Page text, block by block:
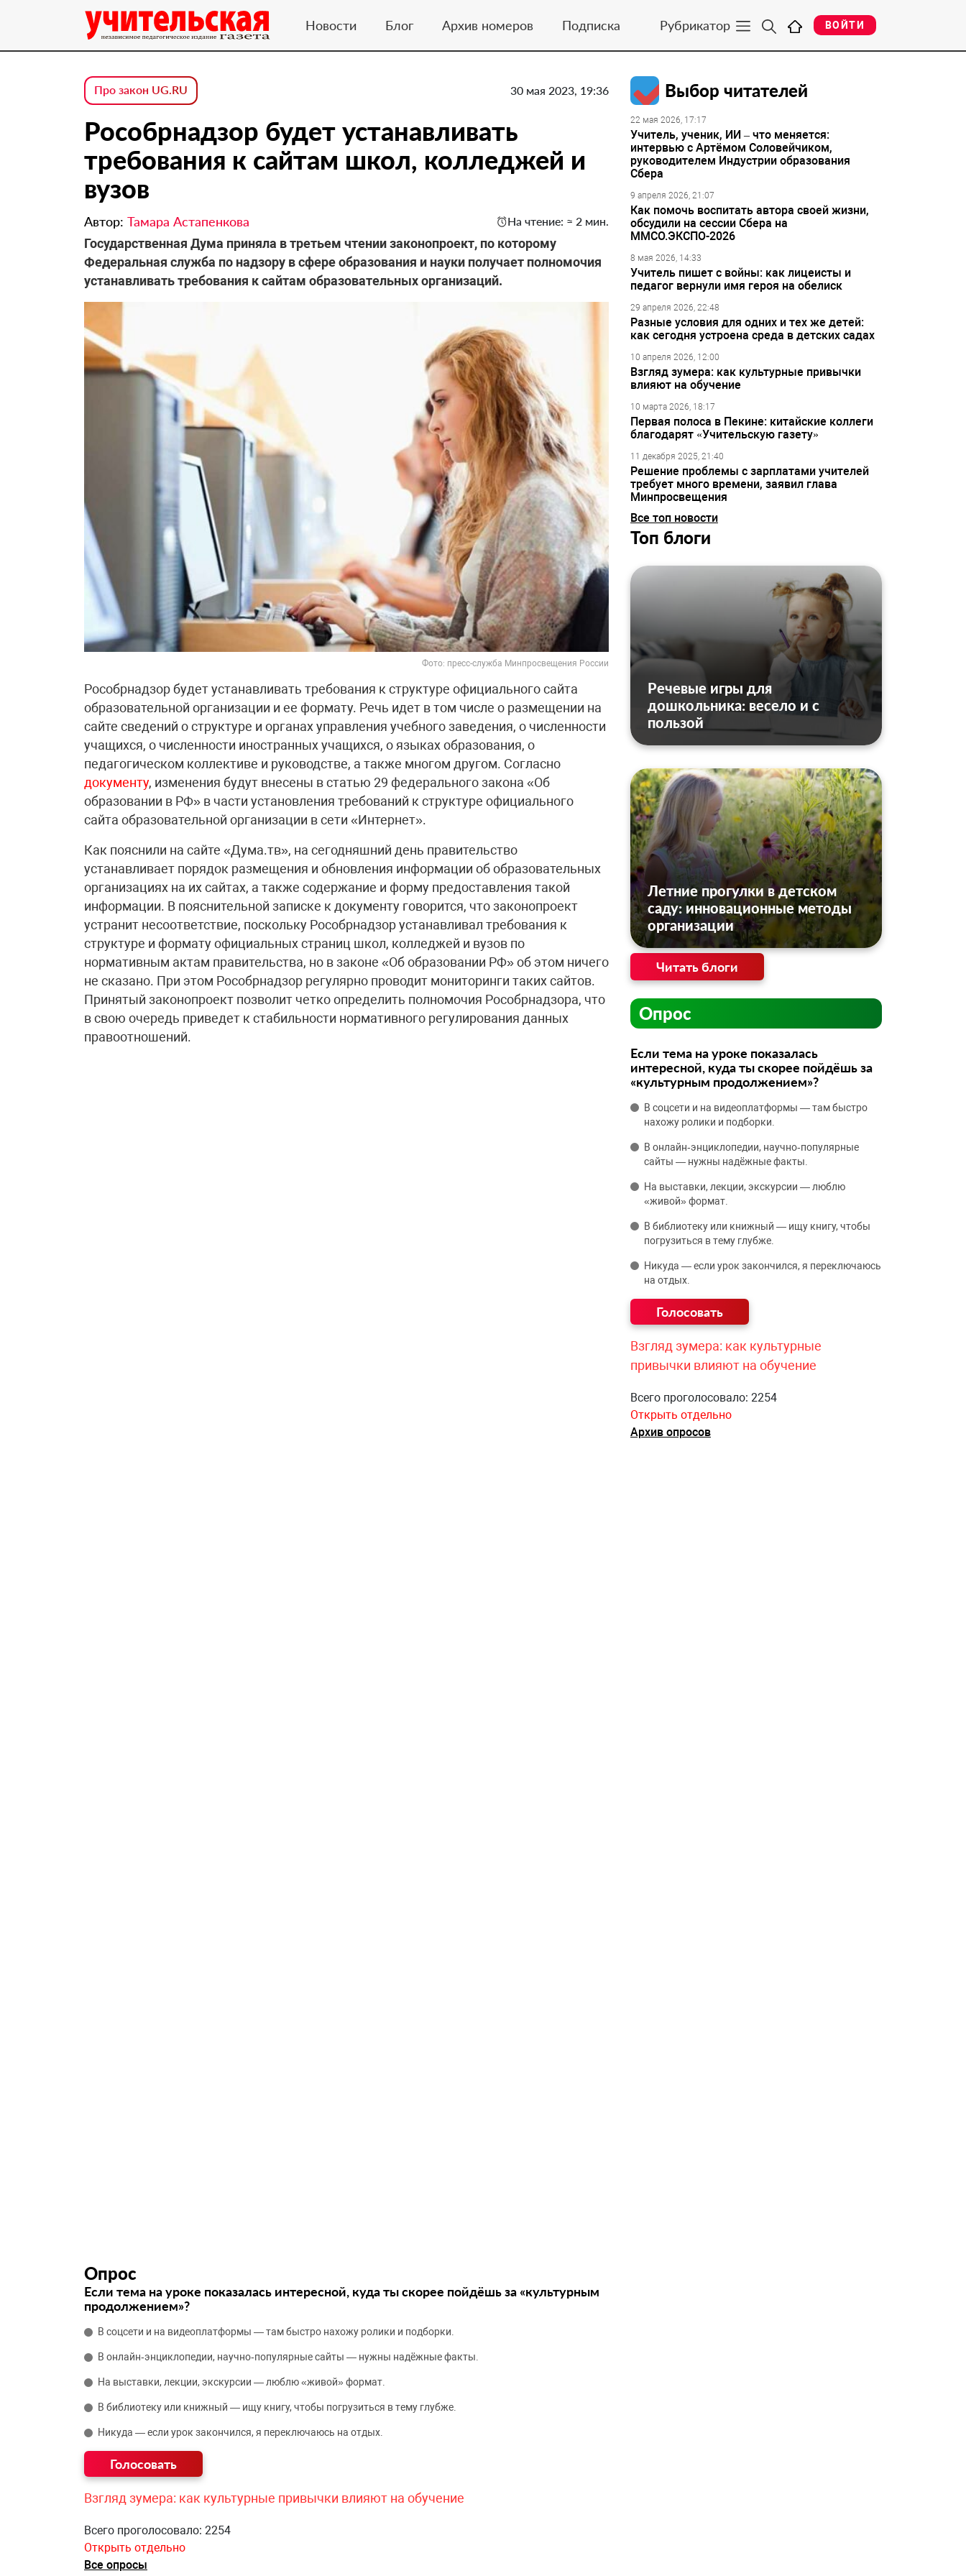
Новости Блог Архив номеров Подписка Рубрикатор ВОЙТИ
Про закон UG.RU 30 мая 2023, 19:36
Рособрнадзор будет устанавливать
требования к сайтам школ, колледжей и
вузов
Автор: Тамара Астапенкова На чтение: ≈ 2 мин.
Государственная Дума приняла в третьем чтении законопроект, по которому
Федеральная служба по надзору в сфере образования и науки получает полномочия
устанавливать требования к сайтам образовательных организаций.
Фото: пресс-служба Минпросвещения России
Рособрнадзор будет устанавливать требования к структуре официального сайта
образовательной организации и ее формату. Речь идет в том числе о размещении на
сайте сведений о структуре и органах управления учебного заведения, о численности
учащихся, о численности иностранных учащихся, о языках образования, о
педагогическом коллективе и руководстве, а также многом другом. Согласно
документу, изменения будут внесены в статью 29 федерального закона «Об
образовании в РФ» в части установления требований к структуре официального
сайта образовательной организации в сети «Интернет».
Как пояснили на сайте «Дума.тв», на сегодняшний день правительство
устанавливает порядок размещения и обновления информации об образовательных
организациях на их сайтах, а также содержание и форму предоставления такой
информации. В пояснительной записке к документу говорится, что законопроект
устранит несоответствие, поскольку Рособрнадзор устанавливал требования к
структуре и формату официальных страниц школ, колледжей и вузов по
нормативным актам правительства, но в законе «Об образовании РФ» об этом ничего
не сказано. При этом Рособрнадзор регулярно проводит мониторинги таких сайтов.
Принятый законопроект позволит четко определить полномочия Рособрнадзора, что
в свою очередь приведет к стабильности нормативного регулирования данных
правоотношений.
Опрос
Если тема на уроке показалась интересной, куда ты скорее пойдёшь за «культурным
продолжением»?
В соцсети и на видеоплатформы — там быстро нахожу ролики и подборки.
В онлайн‑энциклопедии, научно‑популярные сайты — нужны надёжные факты.
На выставки, лекции, экскурсии — люблю «живой» формат.
В библиотеку или книжный — ищу книгу, чтобы погрузиться в тему глубже.
Никуда — если урок закончился, я переключаюсь на отдых.
Взгляд зумера: как культурные привычки влияют на обучение
Всего проголосовало: 2254
Открыть отдельно
Все опросы
Выбор читателей
22 мая 2026, 17:17
Учитель, ученик, ИИ – что меняется:
интервью с Артёмом Соловейчиком,
руководителем Индустрии образования
Сбера
9 апреля 2026, 21:07
Как помочь воспитать автора своей жизни,
обсудили на сессии Сбера на
ММСО.ЭКСПО-2026
8 мая 2026, 14:33
Учитель пишет с войны: как лицеисты и
педагог вернули имя героя на обелиск
29 апреля 2026, 22:48
Разные условия для одних и тех же детей:
как сегодня устроена среда в детских садах
10 апреля 2026, 12:00
Взгляд зумера: как культурные привычки
влияют на обучение
10 марта 2026, 18:17
Первая полоса в Пекине: китайские коллеги
благодарят «Учительскую газету»
11 декабря 2025, 21:40
Решение проблемы с зарплатами учителей
требует много времени, заявил глава
Минпросвещения
Все топ новости
Топ блоги
Речевые игры для
дошкольника: весело и с
пользой
Летние прогулки в детском
саду: инновационные методы
организации
Читать блоги
Опрос
Если тема на уроке показалась
интересной, куда ты скорее пойдёшь за
«культурным продолжением»?
В соцсети и на видеоплатформы — там быстро
нахожу ролики и подборки.
В онлайн‑энциклопедии, научно‑популярные
сайты — нужны надёжные факты.
На выставки, лекции, экскурсии — люблю
«живой» формат.
В библиотеку или книжный — ищу книгу, чтобы
погрузиться в тему глубже.
Никуда — если урок закончился, я переключаюсь
на отдых.
Взгляд зумера: как культурные
привычки влияют на обучение
Всего проголосовало: 2254
Открыть отдельно
Архив опросов